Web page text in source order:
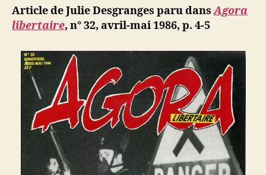
ji
b
Tiers-
réalités
Article de Julie Desgranges paru dansAgora
libertaire, n° 32, avril-mai 1986, p. 4-5